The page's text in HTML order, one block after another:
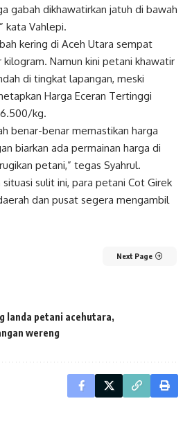
gabah dikhawatirkan jatuh di bawah
kata Vahlepi.
kering di Aceh Utara sempat
Namun kini petani khawatir
di tingkat lapangan, meski
Harga Eceran Tertinggi
kg.
benar-benar memastikan harga
biarkan ada permainan harga di
petani,” tegas Syahrul.
sulit ini, para petani Cot Girek
dan pusat segera mengambil
Next Page
landa petani acehutara
wereng